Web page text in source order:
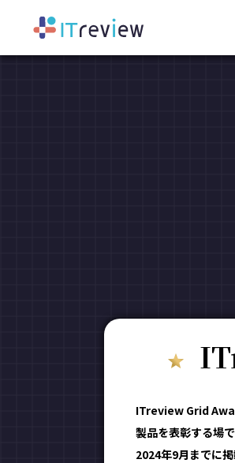
ITreview Grid
製品を表彰する場で
2024年9月までに